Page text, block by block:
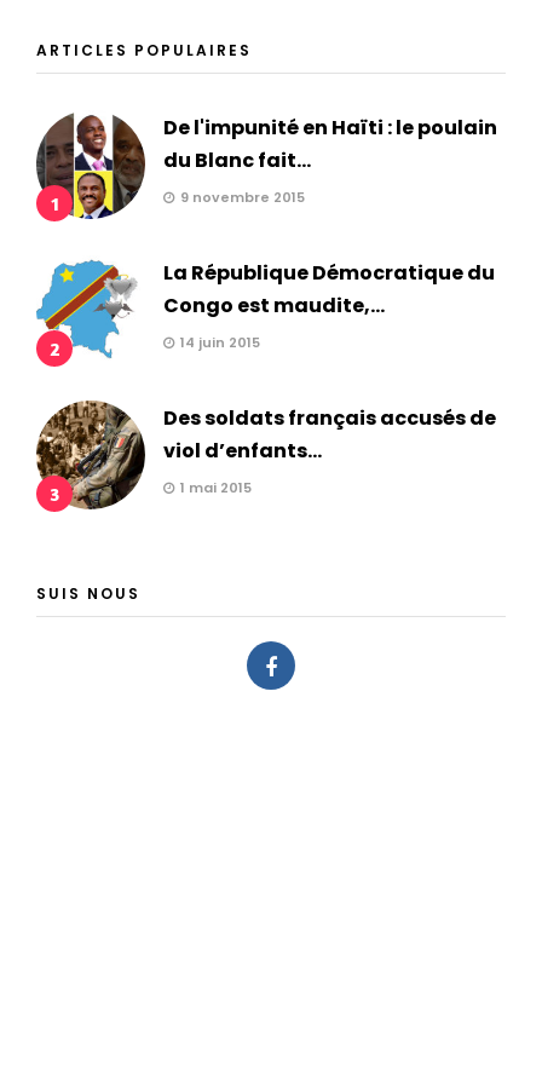
ARTICLES POPULAIRES
1
De l'impunité en Haïti : le poulain
du Blanc fait...
9 novembre 2015
2
La République Démocratique du
Congo est maudite,...
14 juin 2015
3
Des soldats français accusés de
viol d’enfants...
1 mai 2015
SUIS NOUS